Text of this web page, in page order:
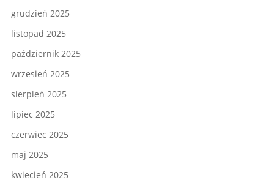
grudzień 2025
listopad 2025
październik 2025
wrzesień 2025
sierpień 2025
lipiec 2025
czerwiec 2025
maj 2025
kwiecień 2025